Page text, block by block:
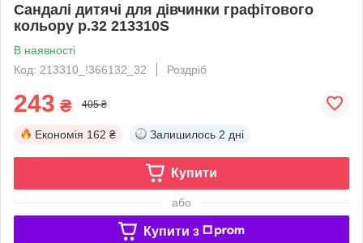
Сандалі дитячі для дівчинки графітового
кольору р.32 213310S
В наявності
Код: 213310_!366132_32
Роздріб
243 ₴ 405 ₴
Економія 162 ₴ Залишилось 2 дні
Купити
або
Купити з